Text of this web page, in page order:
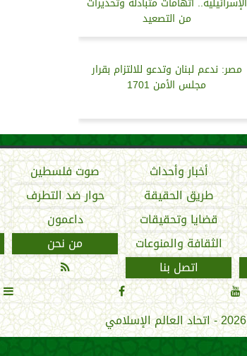
من التصعيد
مصر: ندعم لبنان وتدعو للالتزام بقرار
مجلس الأمن 1701
أخبار وأحداث صوت فلسطين
طريق الحقيقة حوار ضد التطرف
قضايا وتحقيقات داعمون
الثقافة والمنوعات من نحن
اتصل بنا 


